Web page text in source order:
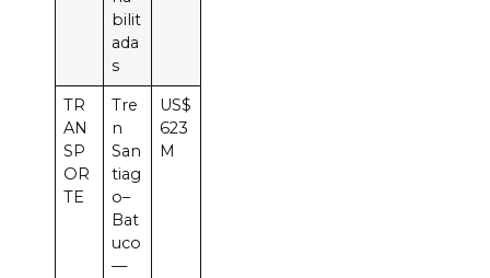
bilit
ada
s
TR
AN
SP
OR
TE
Tre
n
San
tiag
o–
Bat
uco
—
US$
623
M